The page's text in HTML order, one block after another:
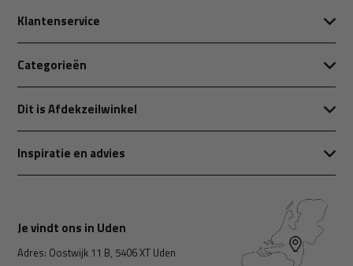
Klantenservice
Categorieën
Dit is Afdekzeilwinkel
Inspiratie en advies
Je vindt ons in Uden
Adres: Oostwijk 11 B, 5406 XT Uden